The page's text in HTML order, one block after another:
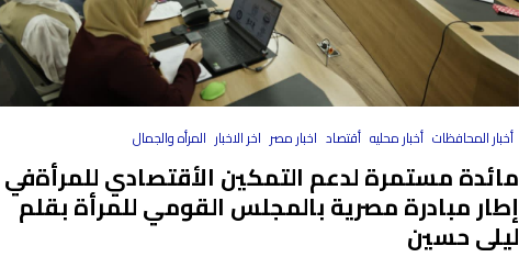
أخبار المحافظات أخبار محليه أقتصاد اخبار مصر اخر الاخبار المرأه والجمال
مائدة مستمرة لدعم التمكين الأقتصادي للمرأةفي
إطار مبادرة مصرية بالمجلس القومي للمرأة بقلم
ليلى حسين